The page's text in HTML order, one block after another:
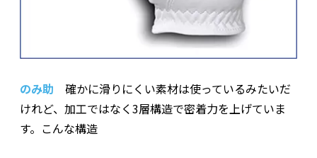
のみ助 確かに滑りにくい素材は使っているみたいだ
けれど、加工ではなく3層構造で密着力を上げていま
す。こんな構造